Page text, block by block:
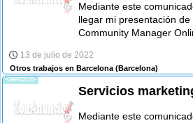
Mediante este
llegar mi presentación
Community Manager
13 de julio de 2022
Otros trabajos en Barcelona(Barcelona)
-OFREZCO-
Servicios
Mediante este